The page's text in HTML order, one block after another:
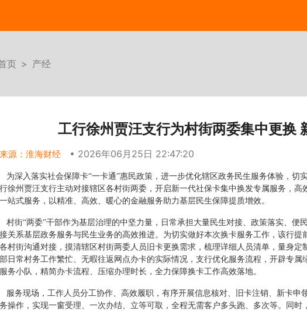
页 产经
工行徐州贾汪支行为村街两委集中更换
来源：淮海财经 • 2026年06月25日 22:47:20
为深入落实社会保障卡“一卡通”惠民政策，进一步优化辖区政务民生服务体验，切
行徐州贾汪支行主动对接辖区各村街两委，开启新一代社保卡集中换发专属服务，高
一站式服务，以精准、高效、暖心的金融服务助力基层民生保障提质增效。
村街“两委”干部作为基层治理的中坚力量，日常承担大量民生对接、政策落实、便
接关系基层政务服务与民生业务的高效推进。为切实做好本次换卡服务工作，该行提
各村街沟通对接，摸清辖区村街两委人员旧卡更换需求，梳理详细人员清单，量身定
部日常村务工作繁忙、无暇往返网点办卡的实际情况，支行优化服务流程，开辟专属
服务小队，精简办卡流程、压缩办理时长，全力保障换卡工作高效落地。
服务现场，工作人员分工协作、高效履职，有序开展信息核对、旧卡注销、新卡申
务操作，实现一窗受理、一次办结、立等可取，全程无需客户多头跑、多次等。同时